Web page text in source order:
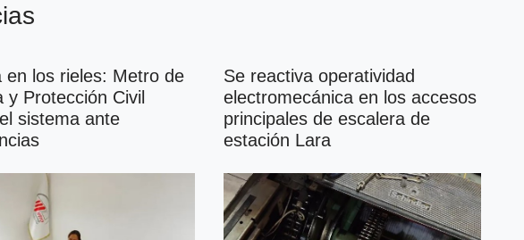
en los rieles: Metro de
y Protección Civil
sistema ante
Se reactiva operatividad
electromecánica en los accesos
principales de escalera de
estación Lara